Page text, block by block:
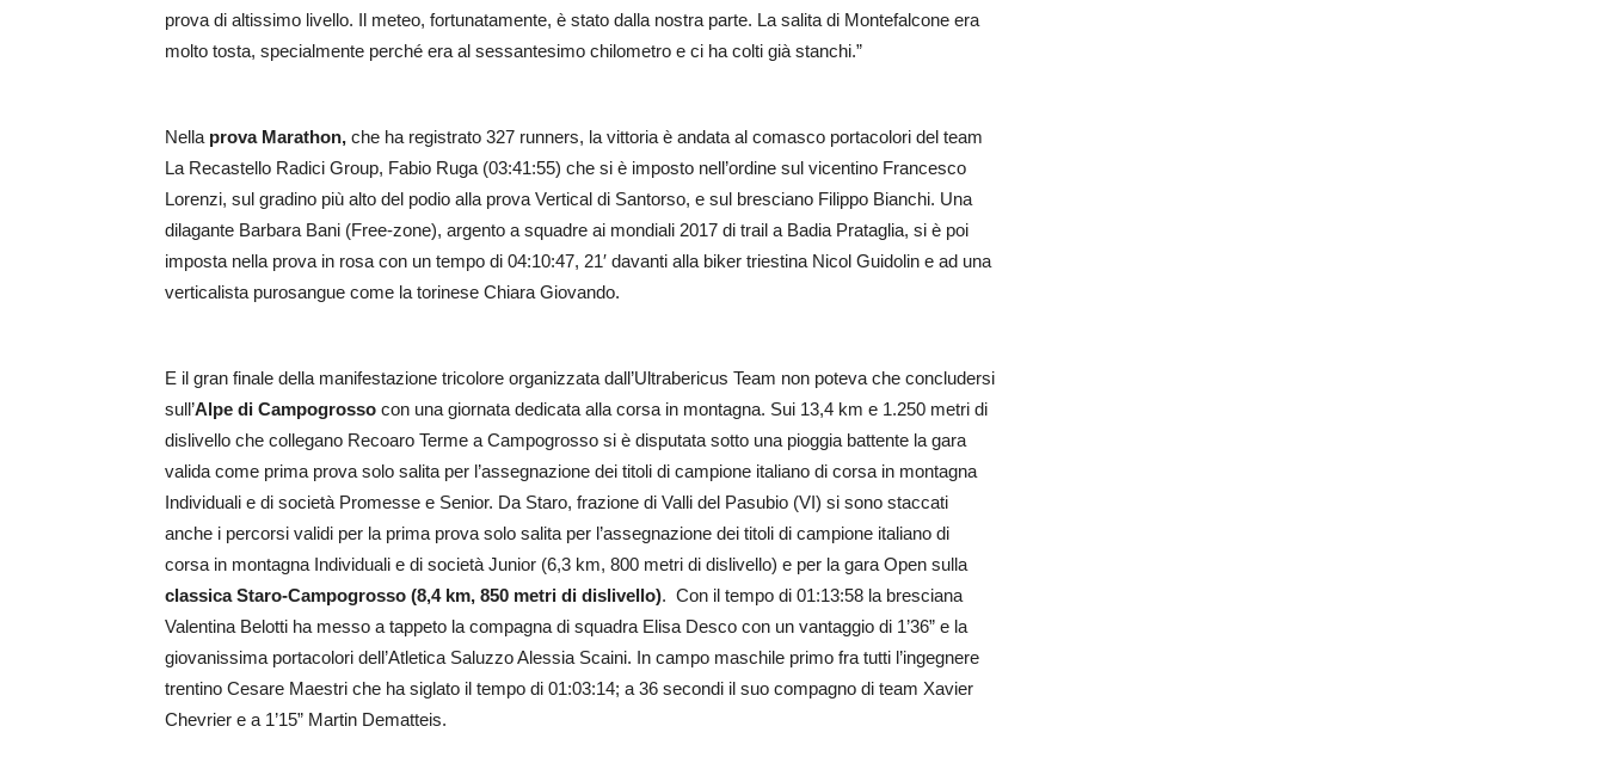
prova di altissimo livello. Il meteo, fortunatamente, è stato dalla nostra parte. La salita di Montefalcone era
molto tosta, specialmente perché era al sessantesimo chilometro e ci ha colti già stanchi.”
Nella prova Marathon, che ha registrato 327 runners, la vittoria è andata al comasco portacolori del team
La Recastello Radici Group, Fabio Ruga (03:41:55) che si è imposto nell’ordine sul vicentino Francesco
Lorenzi, sul gradino più alto del podio alla prova Vertical di Santorso, e sul bresciano Filippo Bianchi. Una
dilagante Barbara Bani (Free-zone), argento a squadre ai mondiali 2017 di trail a Badia Prataglia, si è poi
imposta nella prova in rosa con un tempo di 04:10:47, 21′ davanti alla biker triestina Nicol Guidolin e ad una
verticalista purosangue come la torinese Chiara Giovando.
E il gran finale della manifestazione tricolore organizzata dall’Ultrabericus Team non poteva che concludersi
sull’Alpe di Campogrosso con una giornata dedicata alla corsa in montagna. Sui 13,4 km e 1.250 metri di
dislivello che collegano Recoaro Terme a Campogrosso si è disputata sotto una pioggia battente la gara
valida come prima prova solo salita per l’assegnazione dei titoli di campione italiano di corsa in montagna
Individuali e di società Promesse e Senior. Da Staro, frazione di Valli del Pasubio (VI) si sono staccati
anche i percorsi validi per la prima prova solo salita per l’assegnazione dei titoli di campione italiano di
corsa in montagna Individuali e di società Junior (6,3 km, 800 metri di dislivello) e per la gara Open sulla
classica Staro-Campogrosso (8,4 km, 850 metri di dislivello). Con il tempo di 01:13:58 la bresciana
Valentina Belotti ha messo a tappeto la compagna di squadra Elisa Desco con un vantaggio di 1’36” e la
giovanissima portacolori dell’Atletica Saluzzo Alessia Scaini. In campo maschile primo fra tutti l’ingegnere
trentino Cesare Maestri che ha siglato il tempo di 01:03:14; a 36 secondi il suo compagno di team Xavier
Chevrier e a 1’15” Martin Dematteis.